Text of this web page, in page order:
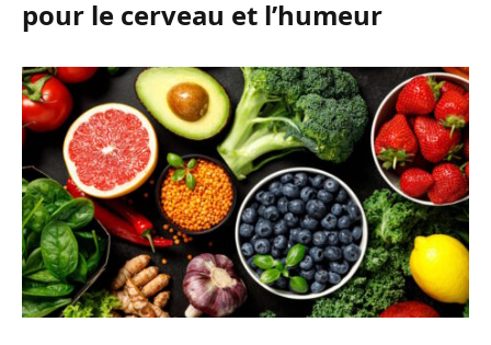
pour le cerveau et l’humeur